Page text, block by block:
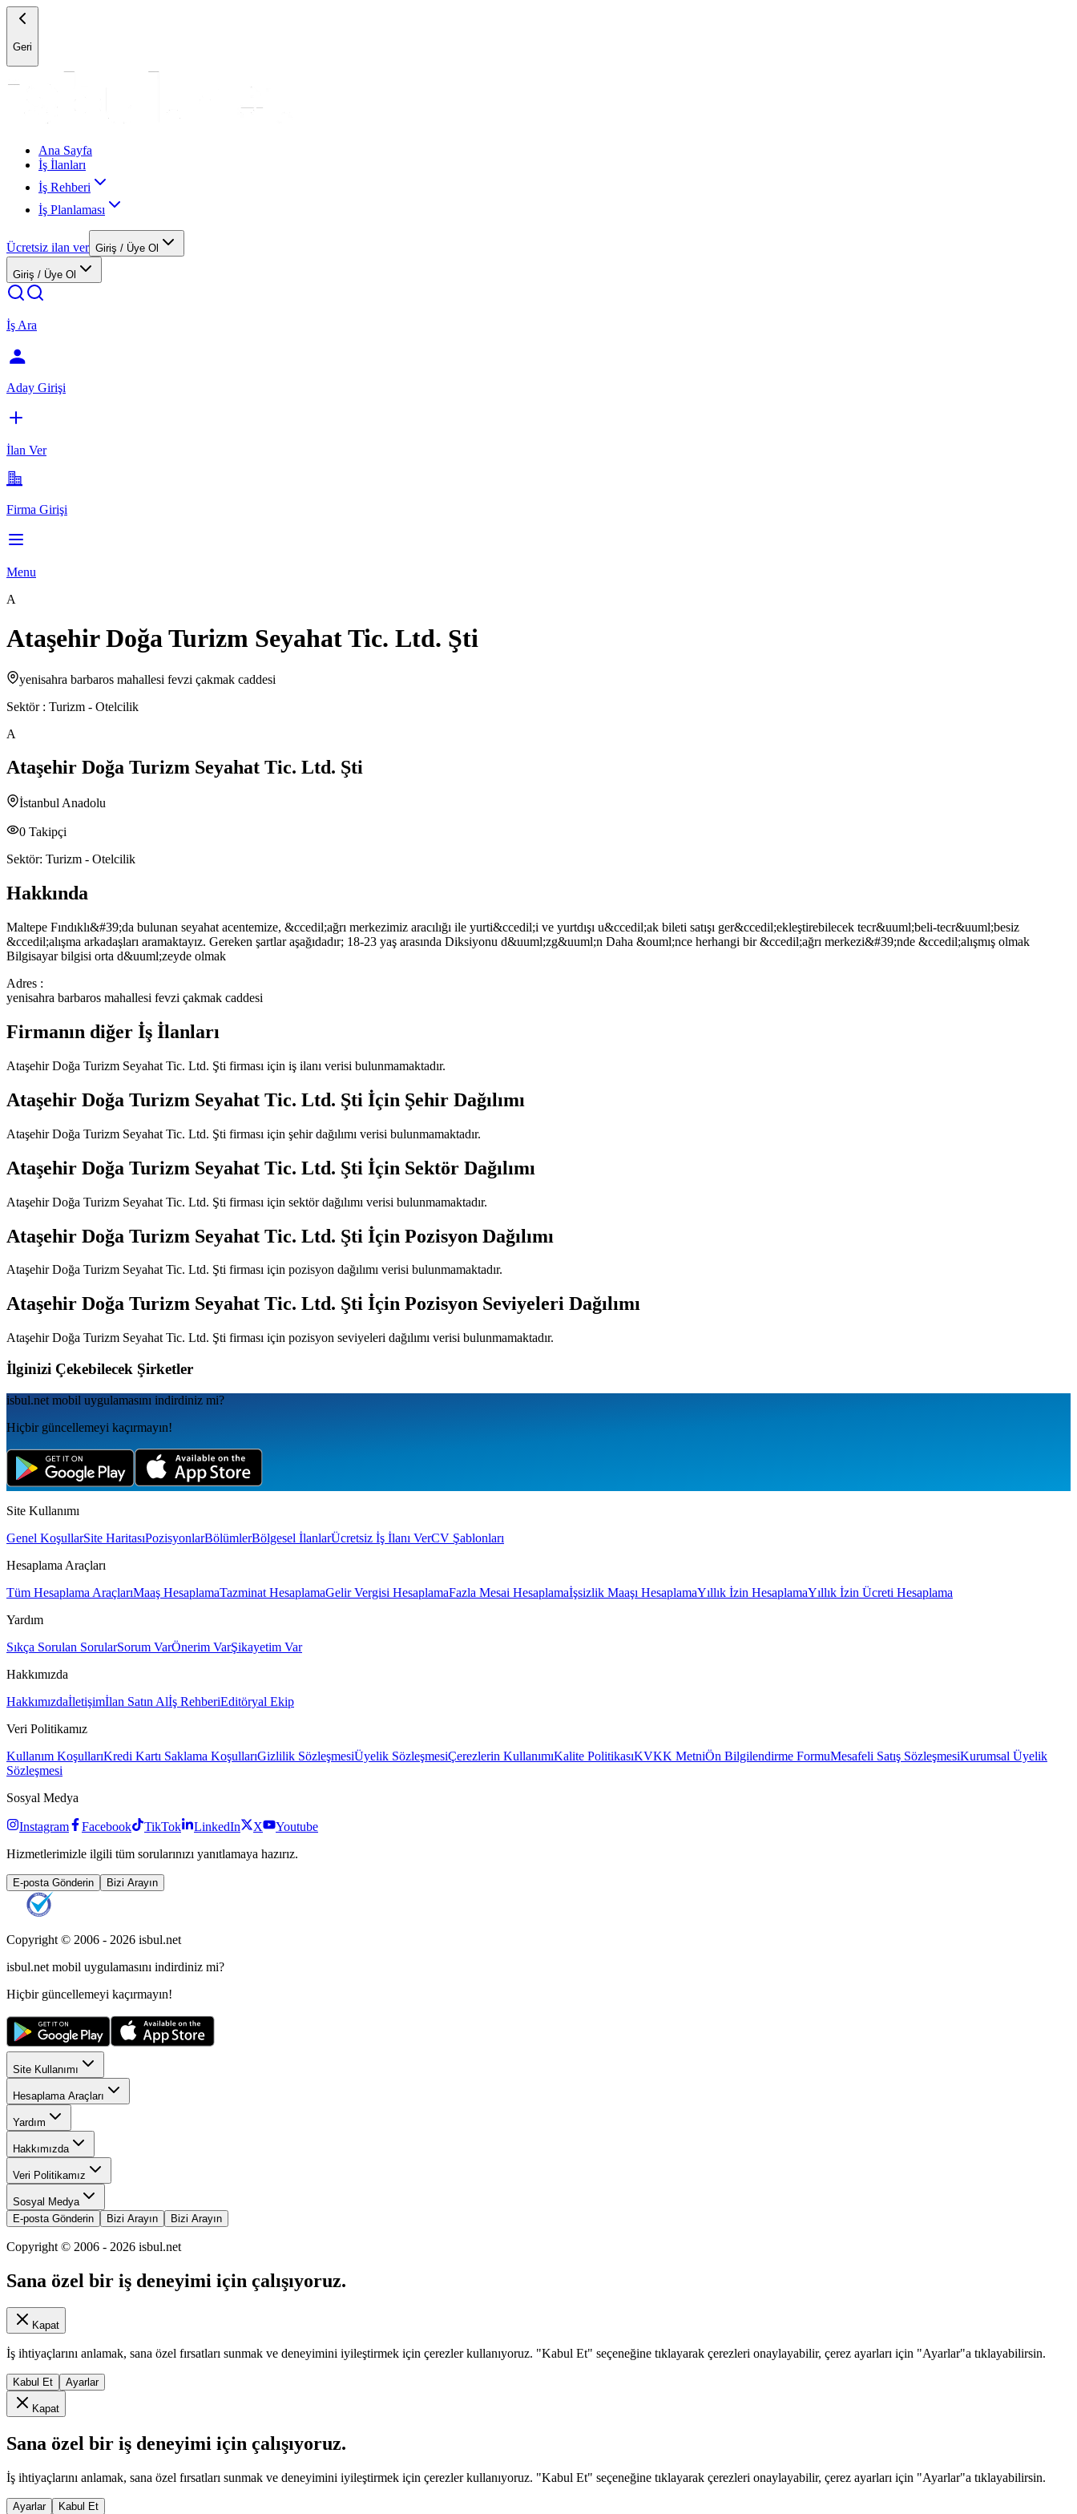
Geri
Ana Sayfa
İş İlanları
İş Rehberi
İş Planlaması
Ücretsiz ilan ver Giriş / Üye Ol
Giriş / Üye Ol
İş Ara
Aday Girişi
İlan Ver
Firma Girişi
Menu
A
Ataşehir Doğa Turizm Seyahat Tic. Ltd. Şti
yenisahra barbaros mahallesi fevzi çakmak caddesi
Sektör : Turizm - Otelcilik
A
Ataşehir Doğa Turizm Seyahat Tic. Ltd. Şti
İstanbul Anadolu
0 Takipçi
Sektör: Turizm - Otelcilik
Hakkında
Maltepe Fındıklı&#39;da bulunan seyahat acentemize, &ccedil;ağrı merkezimiz aracılığı ile yurti&ccedil;i ve yurtdışı u&ccedil;ak bileti satışı ger&ccedil;ekleştirebilecek tecr&uuml;beli-tecr&uuml;besiz
&ccedil;alışma arkadaşları aramaktayız. Gereken şartlar aşağıdadır; 18-23 yaş arasında Diksiyonu d&uuml;zg&uuml;n Daha &ouml;nce herhangi bir &ccedil;ağrı merkezi&#39;nde &ccedil;alışmış olmak
Bilgisayar bilgisi orta d&uuml;zeyde olmak
Adres :
yenisahra barbaros mahallesi fevzi çakmak caddesi
Firmanın diğer İş İlanları
Ataşehir Doğa Turizm Seyahat Tic. Ltd. Şti firması için iş ilanı verisi bulunmamaktadır.
Ataşehir Doğa Turizm Seyahat Tic. Ltd. Şti İçin Şehir Dağılımı
Ataşehir Doğa Turizm Seyahat Tic. Ltd. Şti firması için şehir dağılımı verisi bulunmamaktadır.
Ataşehir Doğa Turizm Seyahat Tic. Ltd. Şti İçin Sektör Dağılımı
Ataşehir Doğa Turizm Seyahat Tic. Ltd. Şti firması için sektör dağılımı verisi bulunmamaktadır.
Ataşehir Doğa Turizm Seyahat Tic. Ltd. Şti İçin Pozisyon Dağılımı
Ataşehir Doğa Turizm Seyahat Tic. Ltd. Şti firması için pozisyon dağılımı verisi bulunmamaktadır.
Ataşehir Doğa Turizm Seyahat Tic. Ltd. Şti İçin Pozisyon Seviyeleri Dağılımı
Ataşehir Doğa Turizm Seyahat Tic. Ltd. Şti firması için pozisyon seviyeleri dağılımı verisi bulunmamaktadır.
İlginizi Çekebilecek Şirketler
isbul.net mobil uygulamаsını indirdiniz mi?
Hiçbir güncellemeyi kaçırmayın!
Site Kullanımı
Genel KoşullarSite HaritasıPozisyonlarBölümlerBölgesel İlanlarÜcretsiz İş İlanı VerCV Şablonları
Hesaplama Araçları
Tüm Hesaplama AraçlarıMaaş HesaplamaTazminat HesaplamaGelir Vergisi HesaplamaFazla Mesai Hesaplamaİşsizlik Maaşı HesaplamaYıllık İzin HesaplamaYıllık İzin Ücreti Hesaplama
Yardım
Sıkça Sorulan SorularSorum VarÖnerim VarŞikayetim Var
Hakkımızda
Hakkımızdaİletişimİlan Satın Alİş RehberiEditöryal Ekip
Veri Politikamız
Kullanım KoşullarıKredi Kartı Saklama KoşullarıGizlilik SözleşmesiÜyelik SözleşmesiÇerezlerin KullanımıKalite PolitikasıKVKK MetniÖn Bilgilendirme FormuMesafeli Satış SözleşmesiKurumsal Üyelik
Sözleşmesi
Sosyal Medya
Instagram Facebook TikTok LinkedIn X
Youtube
Hizmetlerimizle ilgili tüm sorularınızı yanıtlamaya hazırız.
E-posta Gönderin Bizi Arayın
Copyright © 2006 - 2026 isbul.net
isbul.net mobil uygulamasını indirdiniz mi?
Hiçbir güncellemeyi kaçırmayın!
Site Kullanımı
Hesaplama Araçları
Yardım
Hakkımızda
Veri Politikamız
Sosyal Medya
E-posta Gönderin
Bizi Arayın Bizi Arayın
Copyright © 2006 - 2026 isbul.net
Sana özel bir iş deneyimi için çalışıyoruz.
Kapat
İş ihtiyaçlarını anlamak, sana özel fırsatları sunmak ve deneyimini iyileştirmek için çerezler kullanıyoruz. "Kabul Et" seçeneğine tıklayarak çerezleri onaylayabilir, çerez ayarları için "Ayarlar"a tıklayabilirsin.
Kabul Et Ayarlar
Kapat
Sana özel bir iş deneyimi için çalışıyoruz.
İş ihtiyaçlarını anlamak, sana özel fırsatları sunmak ve deneyimini iyileştirmek için çerezler kullanıyoruz. "Kabul Et" seçeneğine tıklayarak çerezleri onaylayabilir, çerez ayarları için "Ayarlar"a tıklayabilirsin.
Ayarlar Kabul Et